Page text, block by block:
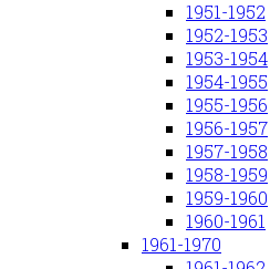
1951-1952
1952-1953
1953-1954
1954-1955
1955-1956
1956-1957
1957-1958
1958-1959
1959-1960
1960-1961
1961-1970